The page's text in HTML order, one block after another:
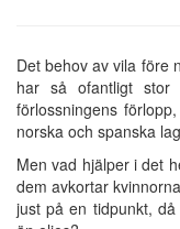
Det behov av vila före
har så ofantligt
förlossningens
norska och spanska
Men vad hjälper i det
dem avkortar
just på en tidpunkt,